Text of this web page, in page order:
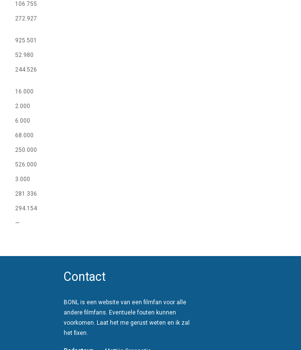
106.755
272.927
925.501
52.980
244.526
16.000
2.000
6.000
68.000
250.000
526.000
3.000
281.336
294.154
—
Contact
BONL is een website van een filmfan voor alle
andere filmfans. Eventuele fouten kunnen
voorkomen. Laat het me gerust weten en ik zal
het fixen.